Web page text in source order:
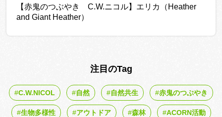
【赤鬼のつぶやき C.W.ニコル】エリカ（Heather
and Giant Heather）
注目のTag
C.W.NICOL 自然 自然共生 赤鬼のつぶやき
生物多様性 アウトドア 森林 ACORN活動